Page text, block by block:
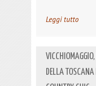
Leggi tutto
DELLA